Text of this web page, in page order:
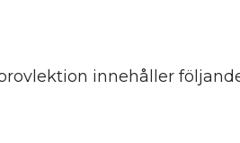
provlektion innehåller